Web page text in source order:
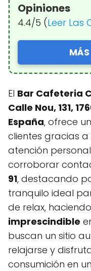
Opiniones
4.4/5 (Leer Las
El Bar Cafeteria
Calle Nou, 131,
España, ofrece
clientes gracias
atención
corroborar
91, destacando
tranquilo ideal
de relax,
imprescindible
buscan un sitio
relajarse y
consumición en